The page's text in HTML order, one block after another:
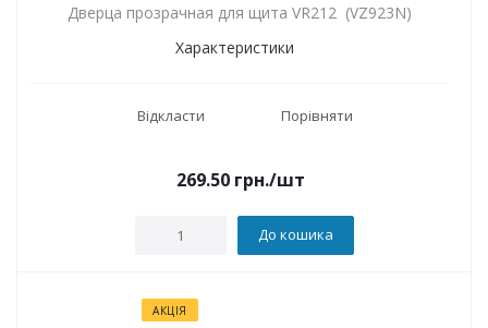
Дверца прозрачная для щита VR212 (VZ923N)
Характеристики
Відкласти Порівняти
269.50грн./шт
До кошика
АКЦІЯ